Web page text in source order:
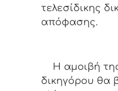
τελεσίδικης
απόφασης.
Η αμοιβή
δικηγόρου θα